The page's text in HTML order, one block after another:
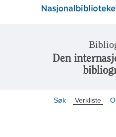
Den
Søk Verkliste